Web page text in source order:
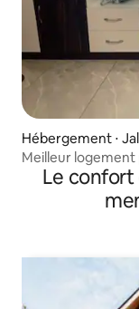
Hébergement ⋅
Meilleur logement
Le confort